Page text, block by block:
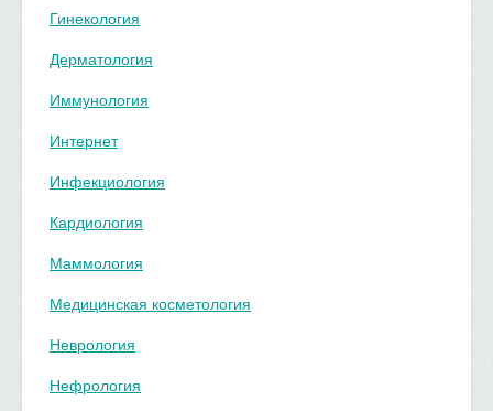
Гинекология
Дерматология
Иммунология
Интернет
Инфекциология
Кардиология
Маммология
Медицинская косметология
Неврология
Нефрология